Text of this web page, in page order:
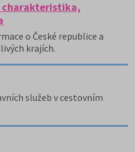
charakteristika,
o České republice a
krajích.
služeb v cestovním